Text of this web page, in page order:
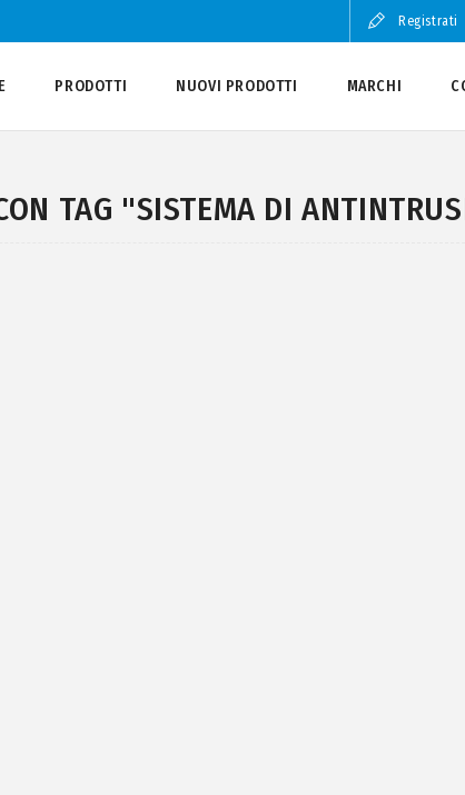
Registrati
PRODOTTI NUOVI PRODOTTI MARCHI
TAG "SISTEMA DI